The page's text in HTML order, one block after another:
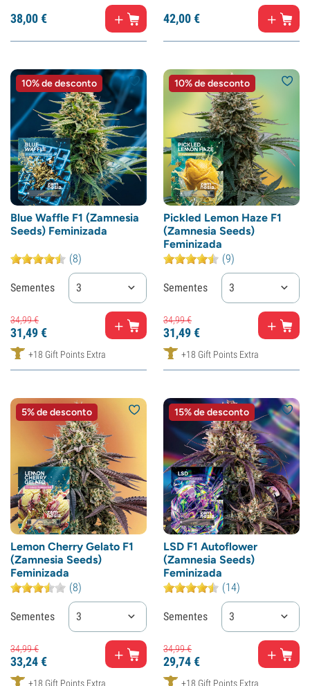
38,00€ 42,00€
10% de desconto
Blue Waffle F1 (Zamnesia
Seeds) Feminizada
(8)
Sementes 3
34,99€
31,49€
+18 Gift Points Extra
10% de desconto
Pickled Lemon Haze F1
(Zamnesia Seeds)
Feminizada
(9)
Sementes 3
34,99€
31,49€
+18 Gift Points Extra
5% de desconto
Lemon Cherry Gelato F1
(Zamnesia Seeds)
Feminizada
(8)
Sementes 3
34,99€
33,24€
+18 Gift Points Extra
15% de desconto
LSD F1 Autoflower
(Zamnesia Seeds)
Feminizada
(14)
Sementes 3
34,99€
29,74€
+18 Gift Points Extra